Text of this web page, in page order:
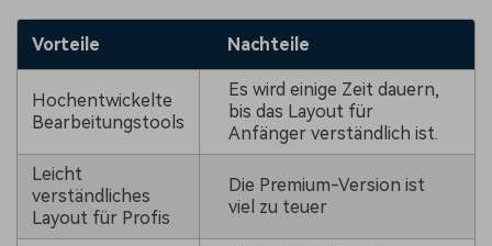
Vorteile Nachteile
Hochentwickelte
Bearbeitungstools
Es wird einige Zeit dauern,
bis das Layout für
Anfänger verständlich ist.
Leicht
verständliches
Layout für Profis
Die Premium-Version ist
viel zu teuer